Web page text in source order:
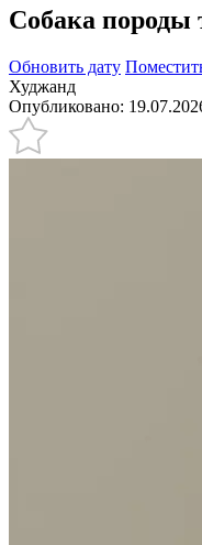
Собака породы
Обновить дату
Худжанд
Опубликовано: